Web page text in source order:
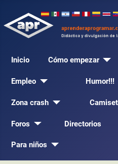
Inicio Cómo empezar
Empleo Humor!!!
Zona crash
Foros Directorios
Para niños